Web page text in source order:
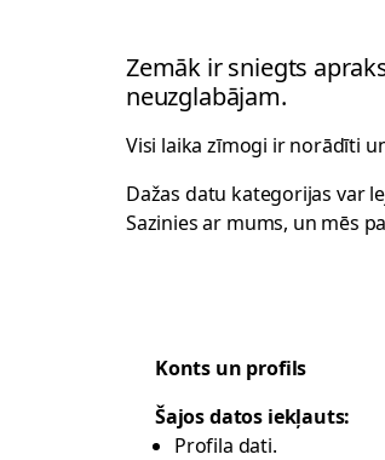
Zemāk ir sniegts
neuzglabājam.
Visi laika zīmogi ir norādīti
Dažas datu kategorijas var
Sazinies ar mums, un mēs
Konts un profils
Šajos datos iekļauts:
Profila dati.